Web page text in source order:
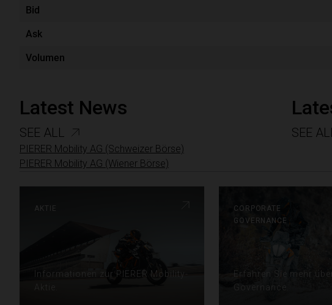
Latest News
SEE ALL SEE ALL
PIERER Mobility AG (Schweizer Börse)
PIERER Mobility AG (Wiener Börse)
aktie
Informationen zur PIERER Mobility-
Aktie.
corporate
governance
Erfahren Sie mehr
Governance.